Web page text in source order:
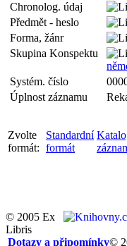
Chronolog. údaj
Předmět - heslo
Forma, žánr
Skupina Konspektu
Systém. číslo
Úplnost záznamu
Zvolte
formát:
Standardní
formát
© 2005 Ex
Libris
©
Dotazy a připomínky